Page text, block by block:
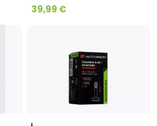
39,99 €